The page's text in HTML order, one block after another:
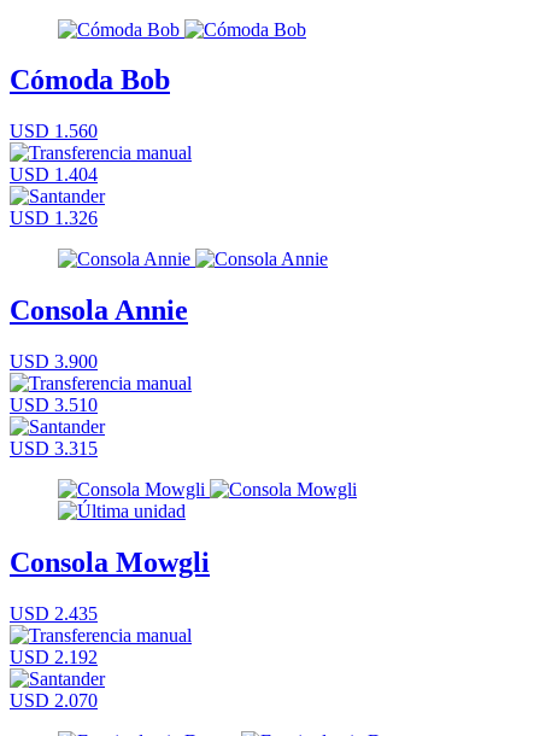
Cómoda Bob
USD 1.560
USD 1.404
USD 1.326
Consola Annie
USD 3.900
USD 3.510
USD 3.315
Consola Mowgli
USD 2.435
USD 2.192
USD 2.070